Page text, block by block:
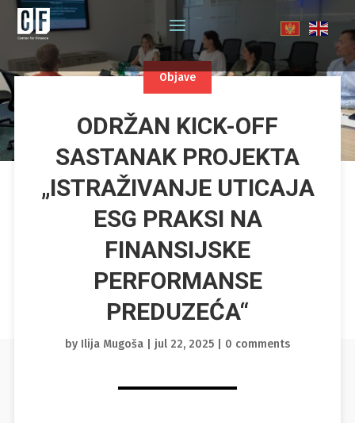
Objave
ODRŽAN KICK-OFF
SASTANAK PROJEKTA
„ISTRAŽIVANJE UTICAJA
ESG PRAKSI NA
FINANSIJSKE
PERFORMANSE
PREDUZEĆA“
by Ilija Mugoša jul 22, 2025 0 comments